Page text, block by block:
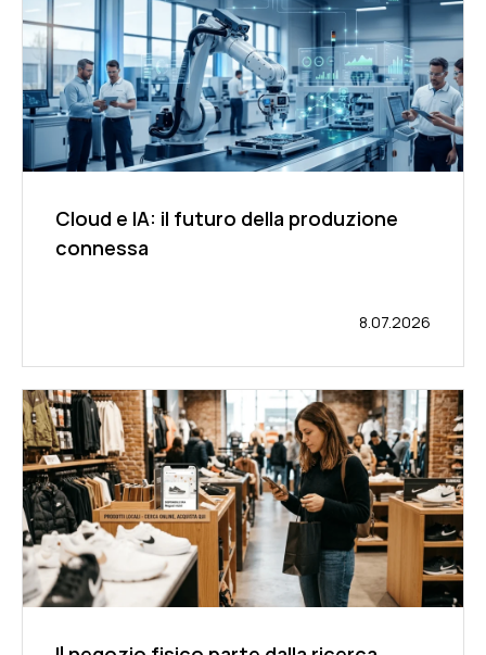
Cloud e IA: il futuro della produzione
connessa
8.07.2026